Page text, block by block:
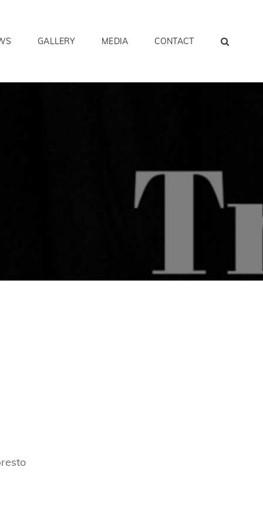
GALLERY MEDIA CONTACT